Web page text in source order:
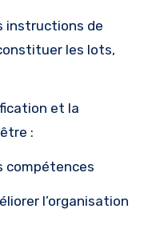
instructions de
les lots,
et la
:
compétences
l’organisation